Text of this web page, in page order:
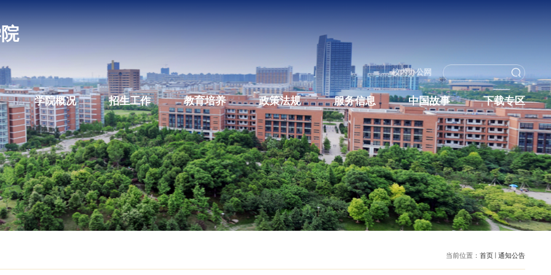
育学院
校内办
学院概况 招生工作 教育培养 政策法规 服务信息